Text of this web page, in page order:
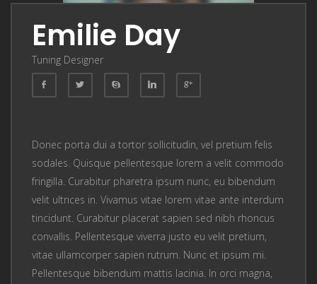
Emilie Day
Tuning Designer
Donec porta dui a tortor sollicitudin, vel pretium felis
sodales. Quisque pellentesque lorem a velit commodo
fringilla. Curabitur pharetra ipsum nunc, eu bibendum
velit ultrices in. Vivamus vitae lorem vitae ante interdum
tincidunt. Curabitur placerat sapien sed nibh rhoncus
convallis. Pellentesque viverra justo eu velit pretium,
vitae ullamcorper sapien rutrum. Nunc et ipsum mi.
Pellentesque bibendum mattis lacinia. In orci magna,